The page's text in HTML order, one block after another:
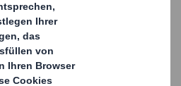
neuer Materialien zum
ein Pilotprojekt zur
bei Verpackungen für